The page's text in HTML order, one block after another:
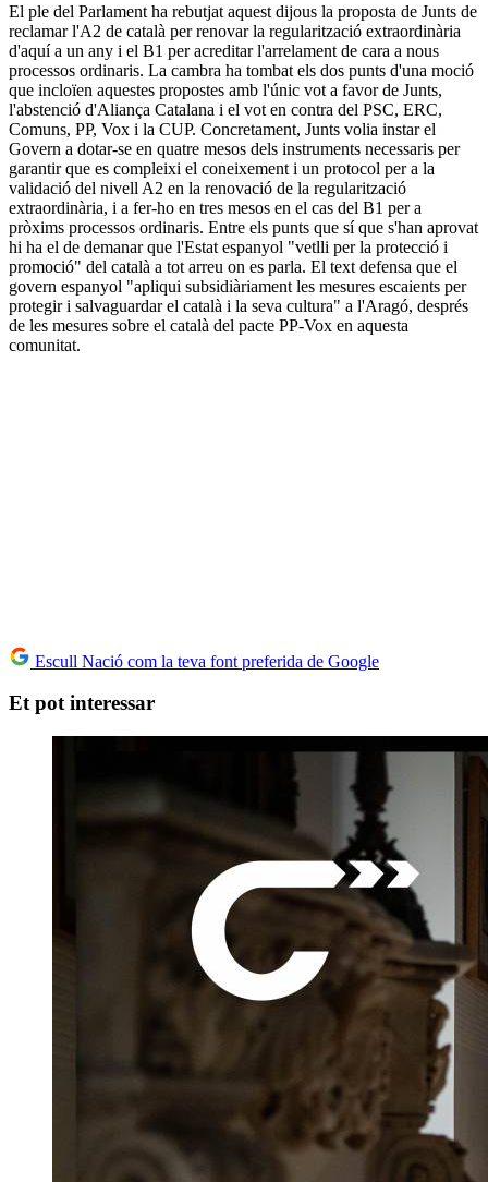
El ple del Parlament ha rebutjat aquest dijous la proposta de Junts de
reclamar l'A2 de català per renovar la regularització extraordinària
d'aquí a un any i el B1 per acreditar l'arrelament de cara a nous
processos ordinaris. La cambra ha tombat els dos punts d'una moció
que incloïen aquestes propostes amb l'únic vot a favor de Junts,
l'abstenció d'Aliança Catalana i el vot en contra del PSC, ERC,
Comuns, PP, Vox i la CUP. Concretament, Junts volia instar el
Govern a dotar-se en quatre mesos dels instruments necessaris per
garantir que es compleixi el coneixement i un protocol per a la
validació del nivell A2 en la renovació de la regularització
extraordinària, i a fer-ho en tres mesos en el cas del B1 per a
pròxims processos ordinaris. Entre els punts que sí que s'han aprovat
hi ha el de demanar que l'Estat espanyol "vetlli per la protecció i
promoció" del català a tot arreu on es parla. El text defensa que el
govern espanyol "apliqui subsidiàriament les mesures escaients per
protegir i salvaguardar el català i la seva cultura" a l'Aragó, després
de les mesures sobre el català del pacte PP-Vox en aquesta
comunitat.
Escull Nació com la teva font preferida de Google
Et pot interessar